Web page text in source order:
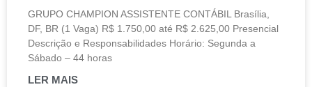
GRUPO CHAMPION ASSISTENTE CONTÁBIL Brasília,
DF, BR (1 Vaga) R$ 1.750,00 até R$ 2.625,00 Presencial
Descrição e Responsabilidades Horário: Segunda a
Sábado – 44 horas
LER MAIS